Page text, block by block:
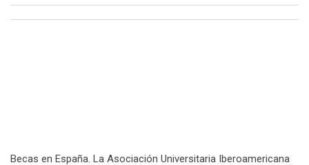
Becas en España. La Asociación Universitaria Iberoamericana